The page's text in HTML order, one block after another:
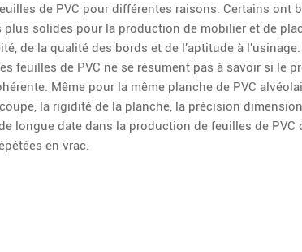
de PVC pour différentes raisons. Certains ont
solides pour la production de mobilier et de
de la qualité des bords et de l'aptitude à l'usinage.
feuilles de PVC ne se résument pas à savoir si le
Même pour la même planche de PVC
la rigidité de la planche, la précision
longue date dans la production de feuilles de
en vrac.